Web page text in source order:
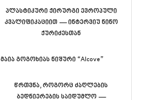
პლასტიკური ქირურგი ევროპული
კვალიფიკაციით — ინტერვიუ ნინო
ქურიძესთან
მაია გოგოხიას ნიშური “Alcove”
წრთვნა, როგორც ძაღლების
ბედნიერების საიდუმლო —